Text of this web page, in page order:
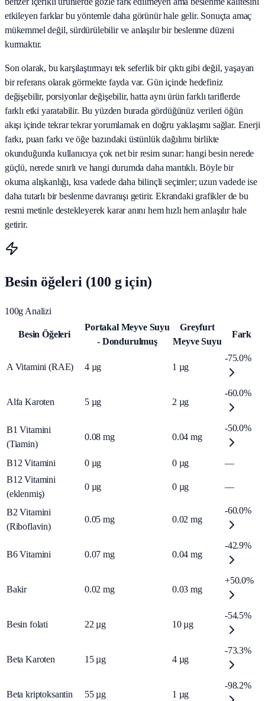
etkileyen farklar bu yöntemle daha görünür hale gelir. Sonuçta amaç
mükemmel değil, sürdürülebilir ve anlaşılır bir beslenme düzeni
kurmaktır.
Son olarak, bu karşılaştırmayı tek seferlik bir çıktı gibi değil, yaşayan
bir referans olarak görmekte fayda var. Gün içinde hedefiniz
değişebilir, porsiyonlar değişebilir, hatta aynı ürün farklı tariflerde
farklı etki yaratabilir. Bu yüzden burada gördüğünüz verileri öğün
akışı içinde tekrar tekrar yorumlamak en doğru yaklaşımı sağlar. Enerji
farkı, puan farkı ve öğe bazındaki üstünlük dağılımı birlikte
okunduğunda kullanıcıya çok net bir resim sunar: hangi besin nerede
güçlü, nerede sınırlı ve hangi durumda daha mantıklı. Böyle bir
okuma alışkanlığı, kısa vadede daha bilinçli seçimler; uzun vadede ise
daha tutarlı bir beslenme davranışı getirir. Ekrandaki grafikler de bu
resmi metinle destekleyerek karar anını hem hızlı hem anlaşılır hale
getirir.
Besin öğeleri (100 g için)
100g Analizi
Besin Öğeleri
Portakal Meyve Suyu
- Dondurulmuş
Greyfurt
Meyve Suyu
Fark
A Vitamini (RAE) 4 µg 1 µg
-75.0%
Alfa Karoten 5 µg 2 µg
-60.0%
B1 Vitamini
(Tiamin)
0.08 mg 0.04 mg
-50.0%
B12 Vitamini 0 µg 0 µg
—
B12 Vitamini
(eklenmiş)
0 µg 0 µg —
B2 Vitamini
(Riboflavin)
0.05 mg 0.02 mg
-60.0%
B6 Vitamini 0.07 mg 0.04 mg
-42.9%
Bakir 0.02 mg 0.03 mg
+50.0%
Besin folati 22 µg 10 µg
-54.5%
Beta Karoten 15 µg 4 µg
-73.3%
Beta kriptoksantin 55 µg 1 µg
-98.2%